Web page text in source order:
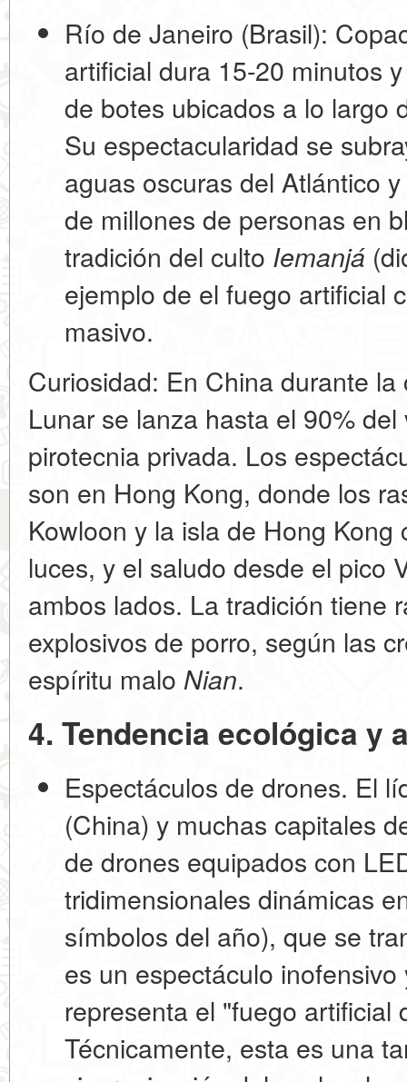
Río de Janeiro (Brasil):
artificial dura 15-20 minutos
de botes ubicados a lo largo
Su espectacularidad se
aguas oscuras del Atlántico
de millones de personas en
tradición del culto Iemanjá
ejemplo de el fuego artificial
masivo.
Curiosidad: En Chinadurante la
Lunar se lanza hasta el 90%
pirotecnia privada. Los
son en Hong Kong, donde los
Kowloon y la isla de Hong
luces, y el saludo desde el pico
ambos lados. La tradición tiene
explosivos de porro, según las
espíritu malo Nian.
4. Tendencia ecológica y
Espectáculos de drones. El
(China) y muchas capitales
de drones equipados con
tridimensionales dinámicas
símbolos del año), que se
es un espectáculo inofensivo
representa el "fuego artificial
Técnicamente, esta es una